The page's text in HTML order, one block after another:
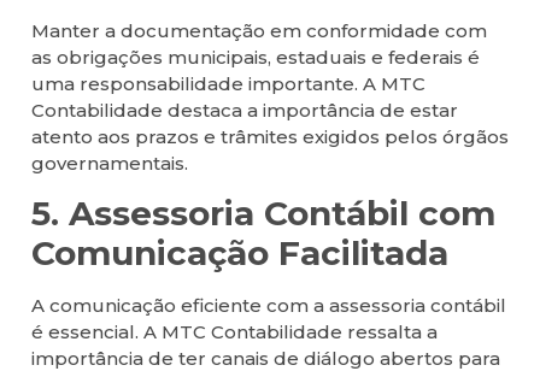
Manter a documentação em conformidade com
as obrigações municipais, estaduais e federais é
uma responsabilidade importante. A MTC
Contabilidade destaca a importância de estar
atento aos prazos e trâmites exigidos pelos órgãos
governamentais.
5. Assessoria Contábil com
Comunicação Facilitada
A comunicação eficiente com a assessoria contábil
é essencial. A MTC Contabilidade ressalta a
importância de ter canais de diálogo abertos para